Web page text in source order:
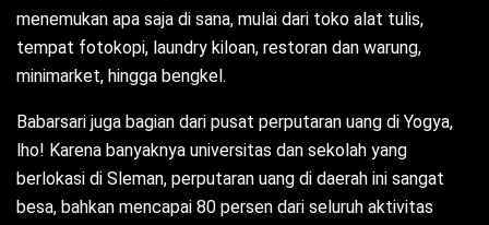
menemukan apa saja di sana, mulai dari toko alat tulis,
tempat fotokopi, laundry kiloan, restoran dan warung,
minimarket, hingga bengkel.
Babarsari juga bagian dari pusat perputaran uang di Yogya,
lho! Karena banyaknya universitas dan sekolah yang
berlokasi di Sleman, perputaran uang di daerah ini sangat
besa, bahkan mencapai 80 persen dari seluruh aktivitas